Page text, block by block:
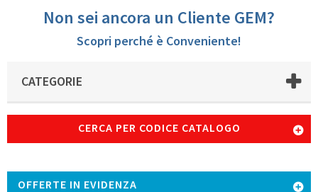
Non sei ancora un Cliente GEM?
Scopri perché è Conveniente!
CATEGORIE
CERCA PER CODICE CATALOGO
OFFERTE IN EVIDENZA